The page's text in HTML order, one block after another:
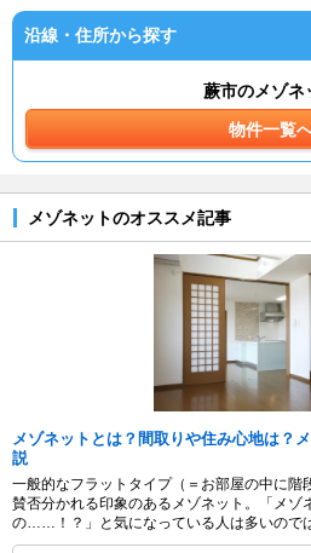
沿線・住所から探す
蕨市のメゾネ
物件一覧
メゾネットのオススメ記事
メゾネットとは？間取りや住み心地は？
説
一般的なフラットタイプ（＝お部屋の中に階
賛否分かれる印象のあるメゾネット。「メゾ
の……！？」と気になっている人は多いのでは